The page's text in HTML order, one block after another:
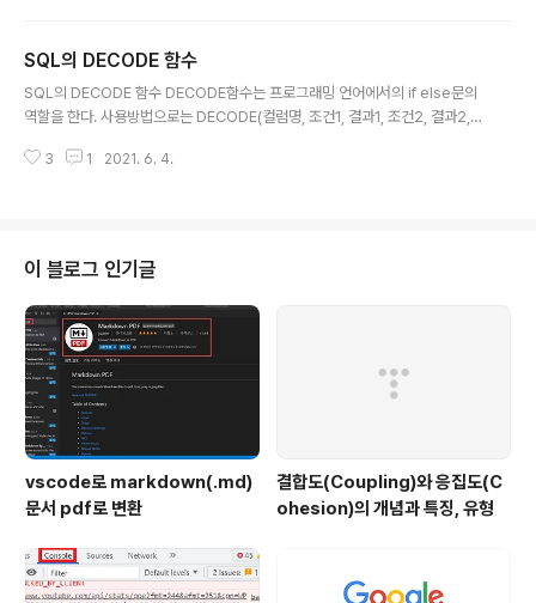
Definition Language) CREATE ALTER DROP RENAME TRUNCATE
테이블, 인덱스와 같은 데이터베이스 오브젝트의 구조를 정의(생성, 변경, 삭제)
하기 ..
SQL의 DECODE 함수
SQL의 DECODE 함수 DECODE함수는 프로그래밍 언어에서의 if else문의
역할을 한다. 사용방법으로는 DECODE(컬럼명, 조건1, 결과1, 조건2, 결과2,
'놀면뭐하니', '강호동', '아는형님','프로그램X')이라고 가정해보자. 이 예에서 D
ple DECODE(연예인, '유재석', '놀면뭐하니', '강호동', '아는형님','프로그램X')
https..
3 1 2021. 6. 4.
이 블로그 인기글
vscode로 markdown(.md)
문서 pdf로 변환
결합도(Coupling)와 응집도(C
ohesion)의 개념과 특징, 유형